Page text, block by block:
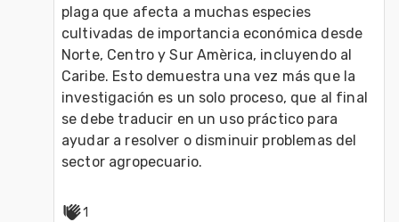
plaga que afecta a muchas especies
cultivadas de importancia económica desde
Norte, Centro y Sur Amèrica, incluyendo al
Caribe. Esto demuestra una vez más que la
investigación es un solo proceso, que al final
se debe traducir en un uso práctico para
ayudar a resolver o disminuir problemas del
sector agropecuario.
1